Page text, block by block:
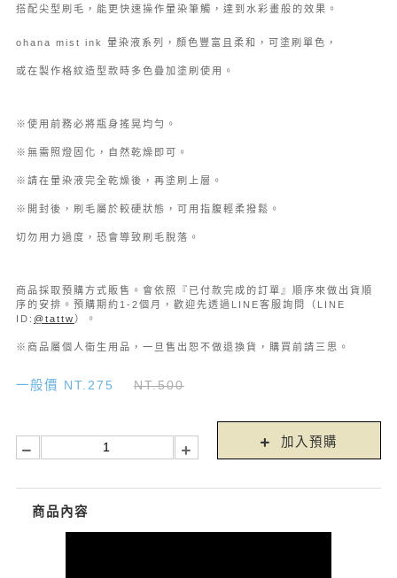
搭配尖型刷毛，能更快速操作暈染筆觸，達到水彩畫般的效果。
ohana mist ink 暈染液系列，顏色豐富且柔和，可塗刷單色，
或在製作格紋造型款時多色疊加塗刷使用。
※使用前務必將瓶身搖晃均勻。
※無需照燈固化，自然乾燥即可。
※請在暈染液完全乾燥後，再塗刷上層。
※開封後，刷毛屬於較硬狀態，可用指腹輕柔撥鬆。
切勿用力過度，恐會導致刷毛脫落。
商品採取預購方式販售。會依照『已付款完成的訂單』順序來做出貨順
序的安排。預購期約1-2個月，歡迎先透過LINE客服詢問（LINE
ID: @tattw ）。
※商品屬個人衛生用品，一旦售出恕不做退換貨，購買前請三思。
一般價 NT.275 NT.500
加入預購
商品內容